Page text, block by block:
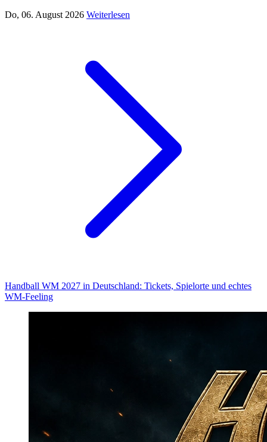
Do, 06. August 2026 Weiterlesen
Handball WM 2027 in Deutschland: Tickets, Spielorte und echtes
WM-Feeling